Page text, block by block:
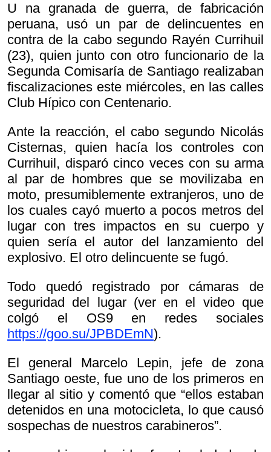
U na granada de guerra, de fabricación
peruana, usó un par de delincuentes en
contra de la cabo segundo Rayén Currihuil
(23), quien junto con otro funcionario de la
Segunda Comisaría de Santiago realizaban
fiscalizaciones este miércoles, en las calles
Club Hípico con Centenario.
Ante la reacción, el cabo segundo Nicolás
Cisternas, quien hacía los controles con
Currihuil, disparó cinco veces con su arma
al par de hombres que se movilizaba en
moto, presumiblemente extranjeros, uno de
los cuales cayó muerto a pocos metros del
lugar con tres impactos en su cuerpo y
quien sería el autor del lanzamiento del
explosivo. El otro delincuente se fugó.
Todo quedó registrado por cámaras de
seguridad del lugar (ver en el video que
colgó el OS9 en redes sociales
https://goo.su/JPBDEmN).
El general Marcelo Lepin, jefe de zona
Santiago oeste, fue uno de los primeros en
llegar al sitio y comentó que “ellos estaban
detenidos en una motocicleta, lo que causó
sospechas de nuestros carabineros”.